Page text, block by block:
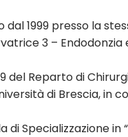
dal 1999 presso la
3 –
del Reparto di
di Brescia, in
Specializzazione in